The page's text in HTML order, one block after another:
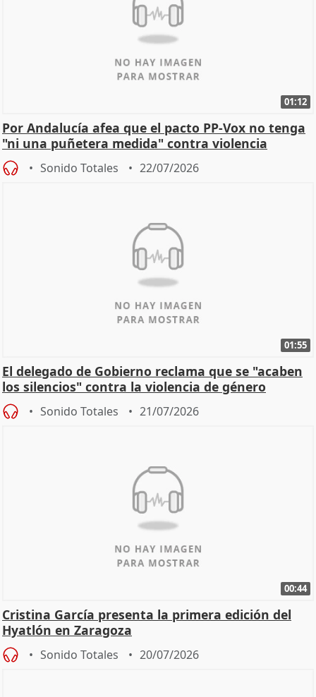
01:12
Por Andalucía afea que el pacto PP-Vox no tenga
"ni una puñetera medida" contra violencia
machista
Sonido Totales 22/07/2026
01:55
El delegado de Gobierno reclama que se "acaben
los silencios" contra la violencia de género
Sonido Totales 21/07/2026
00:44
Cristina García presenta la primera edición del
Hyatlón en Zaragoza
Sonido Totales 20/07/2026